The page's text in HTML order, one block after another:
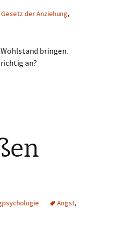
Gesetz der Anziehung,
bringen.
an?
Angst,